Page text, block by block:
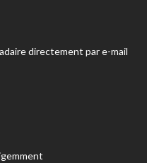
directement par e-mail